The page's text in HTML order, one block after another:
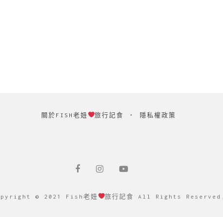
關於FISH老妞 旅行記食 ‧ 隱私權政策
© 2021 Fish老妞 旅行記食 All Rights Reserved.